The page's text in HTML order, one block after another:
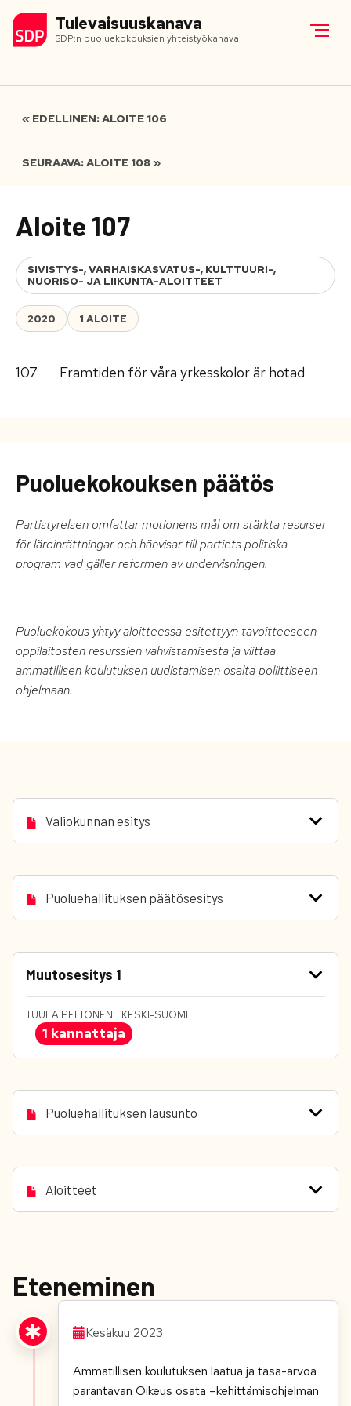
Tulevaisuuskanava
SDP:n puoluekokouksien yhteistyökanava
« EDELLINEN: ALOITE 106
SEURAAVA: ALOITE 108 »
Aloite 107
SIVISTYS-, VARHAISKASVATUS-, KULTTUURI-,
NUORISO- JA LIIKUNTA-ALOITTEET
2020 1 ALOITE
107 Framtiden för våra yrkesskolor är hotad
Puoluekokouksen päätös
Partistyrelsen omfattar motionens mål om stärkta resurser
för läroinrättningar och hänvisar till partiets politiska
program vad gäller reformen av undervisningen.
Puoluekokous yhtyy aloitteessa esitettyyn tavoitteeseen
oppilaitosten resurssien vahvistamisesta ja viittaa
ammatillisen koulutuksen uudistamisen osalta poliittiseen
ohjelmaan.
Valiokunnan esitys
Puoluehallituksen päätösesitys
Muutosesitys 1
TUULA PELTONEN KESKI-SUOMI
1 kannattaja
Puoluehallituksen lausunto
Aloitteet
Eteneminen
Kesäkuu 2023
Ammatillisen koulutuksen laatua ja tasa-arvoa
parantavan Oikeus osata –kehittämisohjelman